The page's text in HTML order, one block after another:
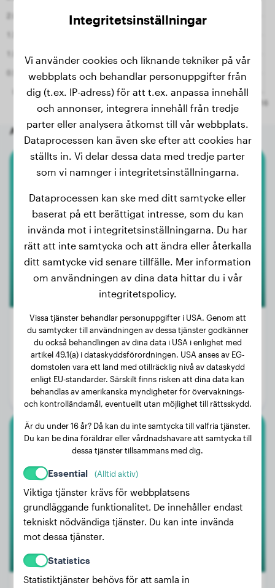
Andra slumpmässiga hundar
Berner Sennenhund
Izzy
Vikt:
5 kg
Ålder:
1 år, 9 månader
Kön:
Honhund
Australian Shepherd
Pepper
Integritetsinställningar
Vi använder cookies och liknande tekniker på vår
webbplats och behandlar personuppgifter från
dig (t.ex. IP-adress) för att t.ex. anpassa innehåll
och annonser, integrera innehåll från tredje
parter eller analysera åtkomst till vår webbplats.
Dataprocessen kan även ske efter att cookies har
ställts in. Vi delar dessa data med tredje parter
som vi namnger i integritetsinställningarna.
Dataprocessen kan ske med ditt samtycke eller
baserat på ett berättigat intresse, som du kan
invända mot i integritetsinställningarna. Du har
rätt att inte samtycka och att ändra eller återkalla
ditt samtycke vid senare tillfälle. Mer information
om användningen av dina data hittar du i vår
integritetspolicy.
Vissa tjänster behandlar personuppgifter i USA. Genom att
du samtycker till användningen av dessa tjänster godkänner
du också behandlingen av dina data i USA i enlighet med
artikel 49.1(a) i dataskyddsförordningen. USA anses av EG-
domstolen vara ett land med otillräcklig nivå av dataskydd
enligt EU-standarder. Särskilt finns risken att dina data kan
behandlas av amerikanska myndigheter för övervaknings-
och kontrolländamål, eventuellt utan möjlighet till rättsskydd.
Är du under 16 år? Då kan du inte samtycka till valfria tjänster.
Du kan be dina föräldrar eller vårdnadshavare att samtycka till
dessa tjänster tillsammans med dig.
Essential (Alltid aktiv)
Viktiga tjänster krävs för webbplatsens
grundläggande funktionalitet. De innehåller endast
tekniskt nödvändiga tjänster. Du kan inte invända
mot dessa tjänster.
Statistics
Statistiktjänster behövs för att samla in